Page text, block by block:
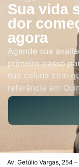
Sua vida
dor
agora
Agende sua
primeiro passo
sua coluna com
referência em
Av. Getúlio Vargas, 254